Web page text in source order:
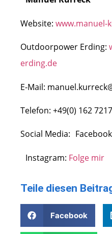
Website: www.manuel-
Outdoorpower Erding:
erding.de
E-Mail:
Telefon: +49(0) 162
Social Media:
Instagram: Folge mir
Teile diesen
Facebook